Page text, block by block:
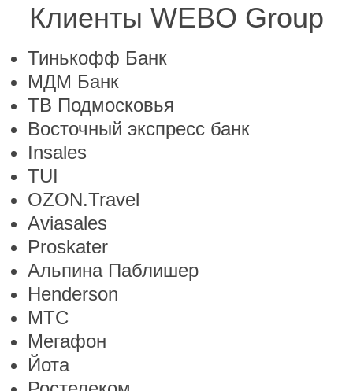
Клиенты WEBO Group
Тинькофф Банк
МДМ Банк
ТВ Подмосковья
Восточный экспресс банк
Insales
TUI
OZON.Travel
Aviasales
Proskater
Альпина Паблишер
Henderson
МТС
Мегафон
Йота